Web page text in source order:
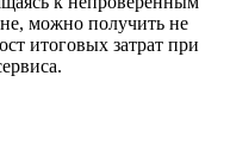
можно получить не
итоговых затрат при